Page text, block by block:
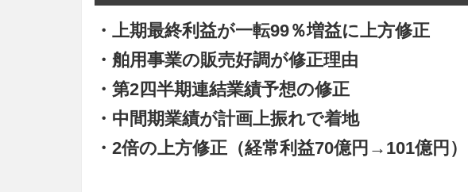
・上期最終利益が一転99％増益に上方修正
・舶用事業の販売好調が修正理由
・第2四半期連結業績予想の修正
・中間期業績が計画上振れで着地
・2倍の上方修正（経常利益70億円→101億円）